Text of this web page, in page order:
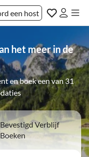
een host
het meer in de
en boek een van 31
Bevestigd Verblijf
Boeken